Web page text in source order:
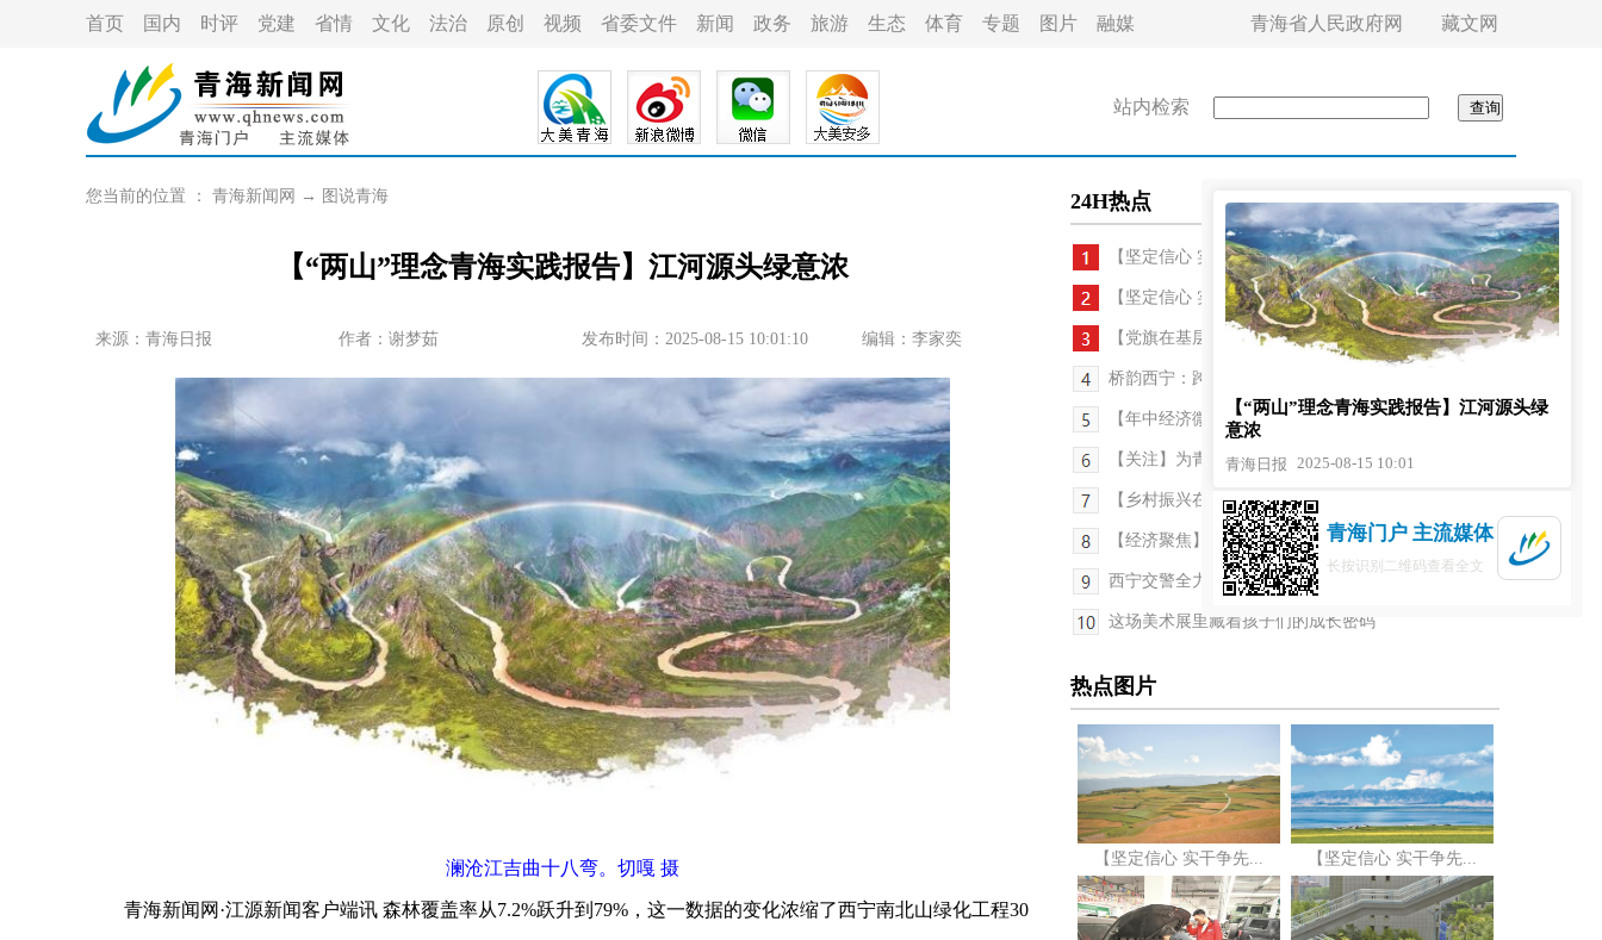
首页 国内 时评 党建 省情 文化 法治 原创 视频 省委文件 新闻 政务 旅游 生态 体育 专题 图片 融媒 青海省人民政府网 藏文网
站内检索
您当前的位置 ： 青海新闻网 → 图说青海
【“两山”理念青海实践报告】江河源头绿意浓
来源：青海日报 作者： 谢梦茹 发布时间：2025-08-15 10:01:10 编辑：李家奕
澜沧江吉曲十八弯。切嘎 摄
青海新闻网·江源新闻客户端讯 森林覆盖率从7.2%跃升到79%，这一数据的变化浓缩了西宁南北山绿化工程30
24H热点
【坚定信心 实干争先】青海化隆雄先：风光秀美...
【坚定信心 实干争先·深入学习习近平总书记考察青...
【党旗在基层一线高高飘扬】村企双向奔赴 解锁乡村...
桥韵西宁：跨越时光的城市乐章
【年中经济微观察】从牧场到市场：高原牛羊肉的增...
【关注】为青少年健康成长筑牢法治防线——《青海...
【乡村振兴在青海】吃“旅游饭”真香 领分红款踏实
【经济聚焦】高原“种业考官”：为植物新品种验明身份
西宁交警全力守护旅游季交通安全
这场美术展里藏着孩子们的成长密码
热点图片
【坚定信心 实干争先... 【坚定信心 实干争先...
【“两山”理念青海实践报告】江河源头绿
意浓
青海日报 2025-08-15 10:01
青海门户 主流媒体
长按识别二维码查看全文